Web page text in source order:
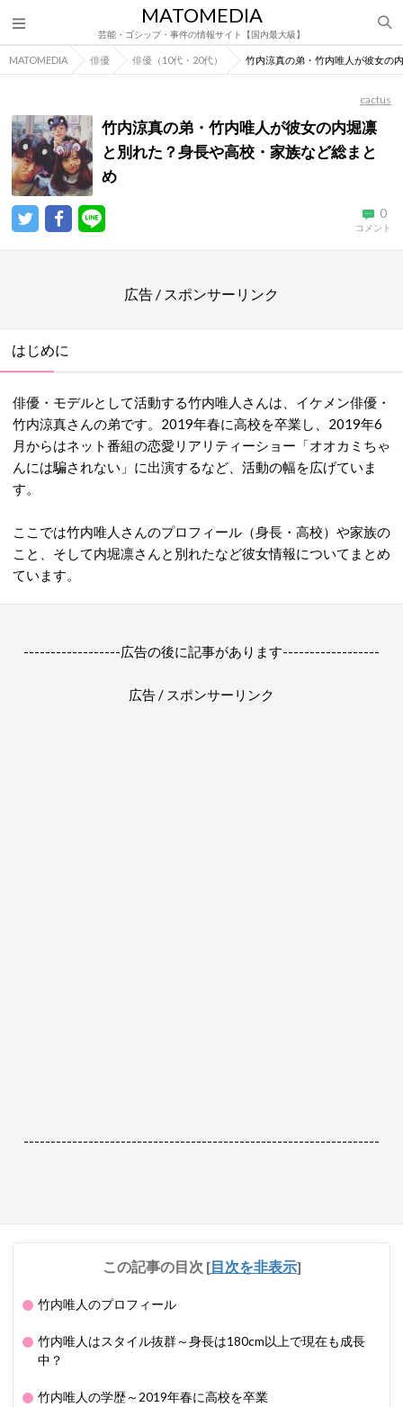
MATOMEDIA
芸能・ゴシップ・事件の情報サイト【国内最大級】
MATOMEDIA 俳優 俳優（10代・20代） 竹内涼真の弟・竹内唯人が彼女の
cactus
竹内涼真の弟・竹内唯人が彼女の内堀凛
と別れた？身長や高校・家族など総まと
め
0
コメント
広告 / スポンサーリンク
はじめに
俳優・モデルとして活動する竹内唯人さんは、イケメン俳優・
竹内涼真さんの弟です。2019年春に高校を卒業し、2019年6
月からはネット番組の恋愛リアリティーショー「オオカミちゃ
んには騙されない」に出演するなど、活動の幅を広げていま
す。
ここでは竹内唯人さんのプロフィール（身長・高校）や家族の
こと、そして内堀凛さんと別れたなど彼女情報についてまとめ
ています。
------------------広告の後に記事があります------------------
広告 / スポンサーリンク
------------------------------------------------------------------
この記事の目次 [目次を非表示]
竹内唯人のプロフィール
竹内唯人はスタイル抜群～身長は180cm以上で現在も成長
中？
竹内唯人の学歴～2019年春に高校を卒業